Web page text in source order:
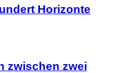
Horizonte
zwischen zwei